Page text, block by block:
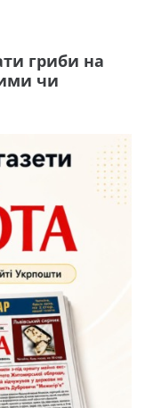
гриби на
чи